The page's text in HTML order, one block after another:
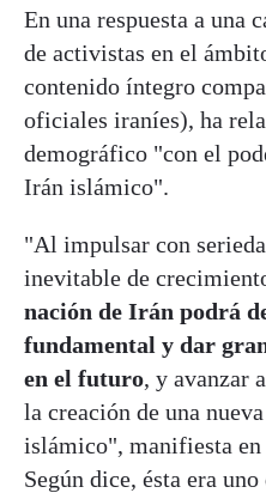
En una respuesta a una
de activistas en el
contenido íntegro
oficiales iraníes), ha
demográfico "con el
Irán islámico".
"Al impulsar con
inevitable de
nación de Irán podrá
fundamental y dar
en el futuro, y avanzar
la creación de una
islámico", manifiesta en
Según dice, ésta era